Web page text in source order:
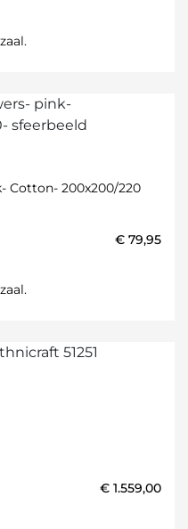
Cotton- 200x200/220
€ 79,95
€ 1.559,00